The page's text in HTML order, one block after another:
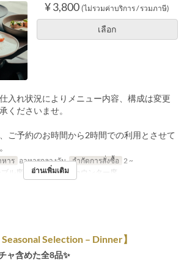
¥ 3,800 (ไม่รวมค่าบริการ / รวมภาษี)
เลือก
入れ状況によりメニュー内容、構成は変更
くださいませ。
ご予約のお時間から2時間での利用とさせて
หาร อาหารกลางวัน จำกัดการสั่งซื้อ 2 ~
ル席, メインホール, カウンター席
อ่านเพิ่มเติม
Selection – Dinner】
ャ含めた全8品✨